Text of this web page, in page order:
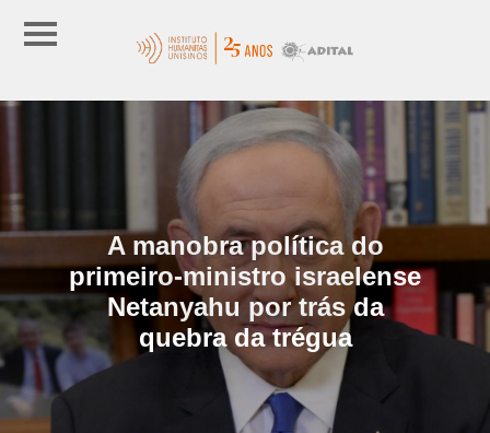
A manobra política do
primeiro-ministro israelense
Netanyahu por trás da
quebra da trégua